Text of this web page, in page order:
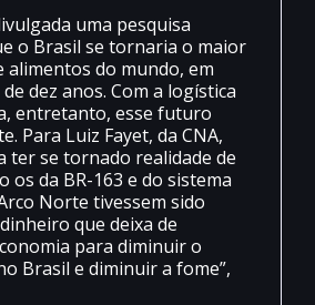
uma pesquisa
o Brasil se tornaria o maior
alimentos do mundo, em
dez anos. Com a logística
entretanto, esse futuro
Para Luiz Fayet, da CNA,
ter se tornado realidade de
os da BR-163 e do sistema
Norte tivessem sido
que deixa de
para diminuir o
Brasil e diminuir a fome”,